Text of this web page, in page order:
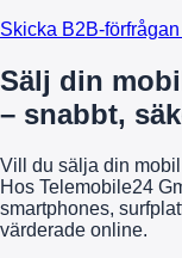
Skicka B2B-förfrågan
Sälj din
– snabbt,
Vill du sälja din
Hos Telemobile24
smartphones,
värderade online.